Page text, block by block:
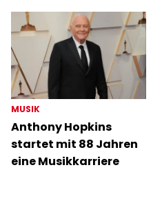
MUSIK
Anthony Hopkins
startet mit 88 Jahren
eine Musikkarriere